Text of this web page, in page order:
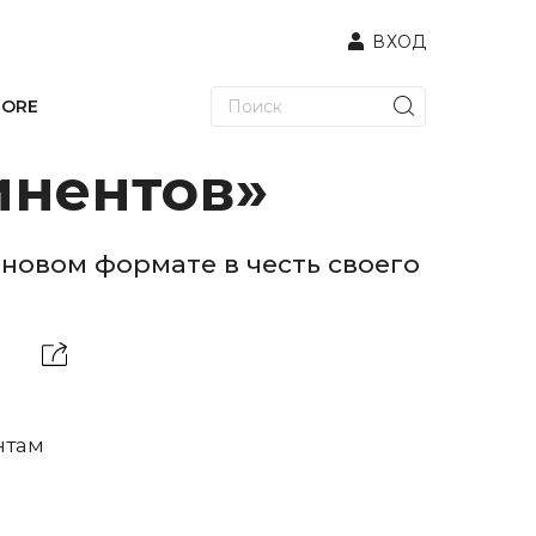
ВХОД
формате в честь своего